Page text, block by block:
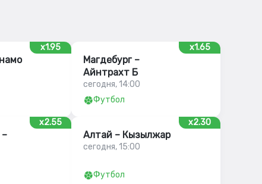
x1.95 x1.65
Магдебург –
Айнтрахт Б
сегодня, 14:00
Футбол
x2.55 x2.30
Алтай – Кызылжар
сегодня, 15:00
Футбол